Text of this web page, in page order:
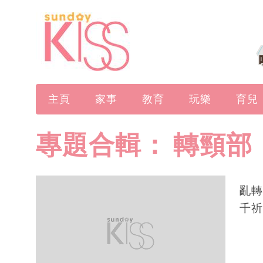
主頁 家事 教育 玩樂 育兒
專題合輯： 轉頸部
亂
千